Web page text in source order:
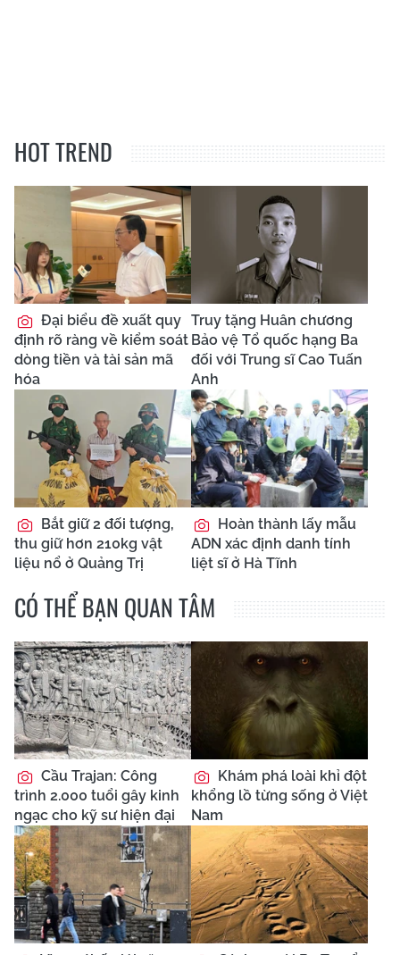
HOT TREND
Đại biểu đề xuất quy
định rõ ràng về kiểm soát
dòng tiền và tài sản mã
hóa
Truy tặng Huân chương
Bảo vệ Tổ quốc hạng Ba
đối với Trung sĩ Cao Tuấn
Anh
Bắt giữ 2 đối tượng,
thu giữ hơn 210kg vật
liệu nổ ở Quảng Trị
Hoàn thành lấy mẫu
ADN xác định danh tính
liệt sĩ ở Hà Tĩnh
CÓ THỂ BẠN QUAN TÂM
Cầu Trajan: Công
trình 2.000 tuổi gây kinh
ngạc cho kỹ sư hiện đại
Khám phá loài khỉ đột
khổng lồ từng sống ở Việt
Nam